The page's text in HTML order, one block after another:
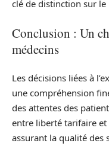
clé de distinction sur le
Conclusion : Un
médecins
Les décisions liées à
une compréhension
des attentes des
entre liberté tarifaire
assurant la qualité des